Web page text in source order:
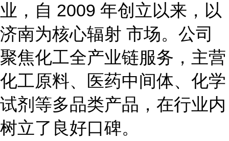
业，自 2009 年创立以来，以
济南为核心辐射 市场。公司
聚焦化工全产业链服务，主营
化工原料、医药中间体、化学
试剂等多品类产品，在行业内
树立了良好口碑。